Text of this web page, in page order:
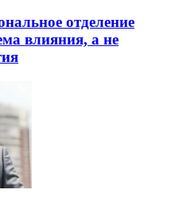
отделение
влияния, а не